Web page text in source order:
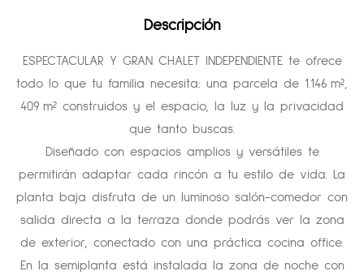
Descripción
ESPECTACULAR Y GRAN CHALET INDEPENDIENTE te ofrece
todo lo que tu familia necesita: una parcela de 1.146 m²,
409 m² construidos y el espacio, la luz y la privacidad
que tanto buscas.
Diseñado con espacios amplios y versátiles te
permitirán adaptar cada rincón a tu estilo de vida. La
planta baja disfruta de un luminoso salón-comedor con
salida directa a la terraza donde podrás ver la zona
de exterior, conectado con una práctica cocina office.
En la semiplanta está instalada la zona de noche con